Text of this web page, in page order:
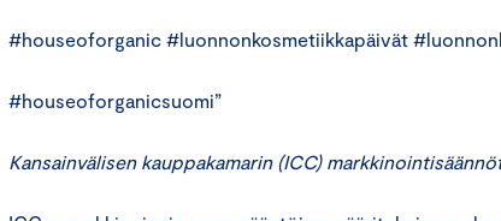
#houseoforganic #luonnonkosmetiikkapäivät
#houseoforganicsuomi”
Kansainvälisen kauppakamarin (ICC)